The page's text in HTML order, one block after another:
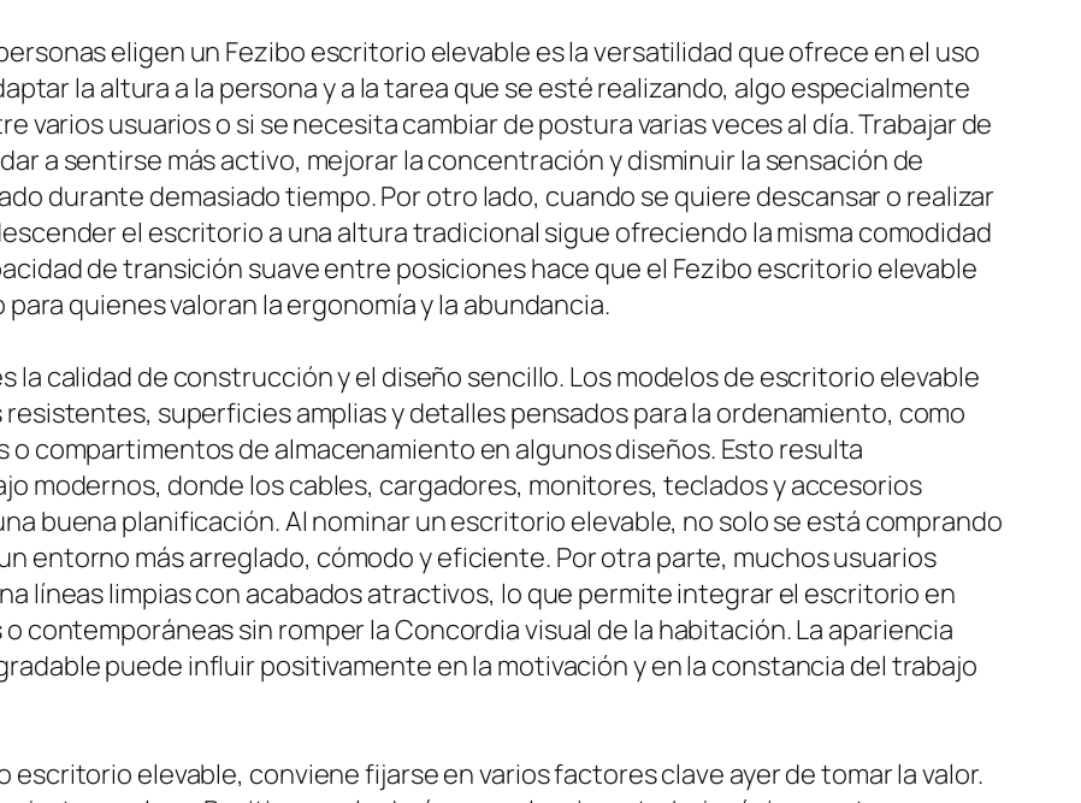
eligen un Fezibo escritorio elevable es la versatilidad que ofrece en el uso
la altura a la persona y a la tarea que se esté realizando, algo especialmente
varios usuarios o si se necesita cambiar de postura varias veces al día. Trabajar de
a sentirse más activo, mejorar la concentración y disminuir la sensación de
durante demasiado tiempo. Por otro lado, cuando se quiere descansar o realizar
el escritorio a una altura tradicional sigue ofreciendo la misma comodidad
de transición suave entre posiciones hace que el Fezibo escritorio elevable
quienes valoran la ergonomía y la abundancia.
calidad de construcción y el diseño sencillo. Los modelos de escritorio elevable
superficies amplias y detalles pensados para la ordenamiento, como
o compartimentos de almacenamiento en algunos diseños. Esto resulta
modernos, donde los cables, cargadores, monitores, teclados y accesorios
buena planificación. Al nominar un escritorio elevable, no solo se está comprando
entorno más arreglado, cómodo y eficiente. Por otra parte, muchos usuarios
líneas limpias con acabados atractivos, lo que permite integrar el escritorio en
contemporáneas sin romper la Concordia visual de la habitación. La apariencia
puede influir positivamente en la motivación y en la constancia del trabajo
escritorio elevable, conviene fijarse en varios factores clave ayer de tomar la valor.